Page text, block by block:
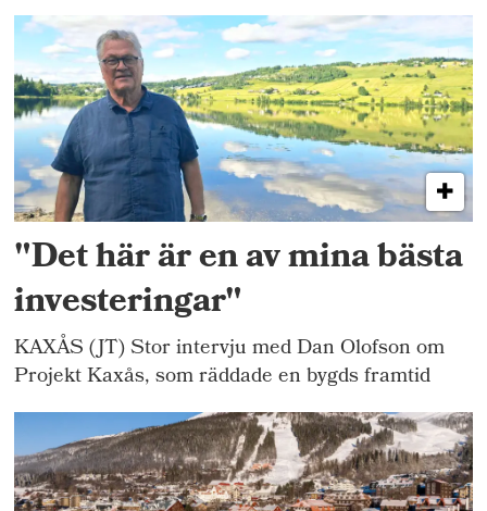
"Det här är en av mina bästa
investeringar"
KAXÅS (JT) Stor intervju med Dan Olofson om
Projekt Kaxås, som räddade en bygds framtid